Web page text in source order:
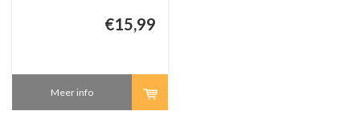
€15,99
Meer info